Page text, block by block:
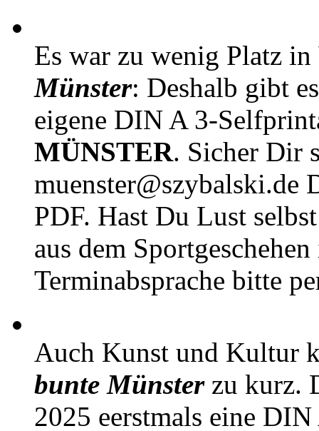
Es war zu wenig Platz in
Münster: Deshalb gibt
eigene DIN A 3-
MÜNSTER. Sicher Dir
muenster@szybalski.de
PDF. Hast Du Lust
aus dem
Terminabsprache bitte
Auch Kunst und Kultur
bunte Münsterzu kurz.
2025 eerstmals eine